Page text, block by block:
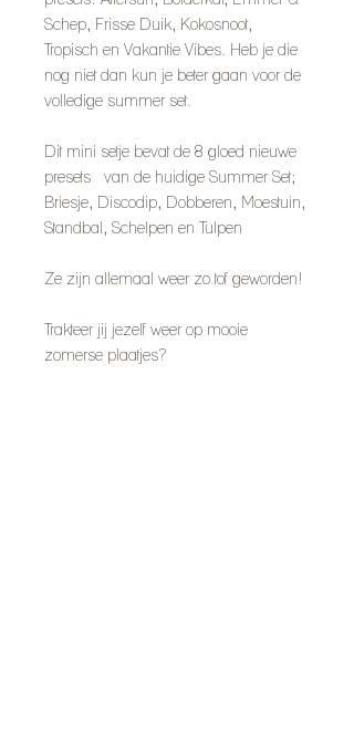
Schep, Frisse Duik, Kokosnoot,
Tropisch en Vakantie Vibes. Heb je die
nog niet dan kun je beter gaan voor de
volledige summer set.
Dit mini setje bevat de 8 gloed nieuwe
presets van de huidige Summer Set;
Briesje, Discodip, Dobberen, Moestuin,
Standbal, Schelpen en Tulpen
Ze zijn allemaal weer zo tof geworden!
Trakteer jij jezelf weer op mooie
zomerse plaatjes?